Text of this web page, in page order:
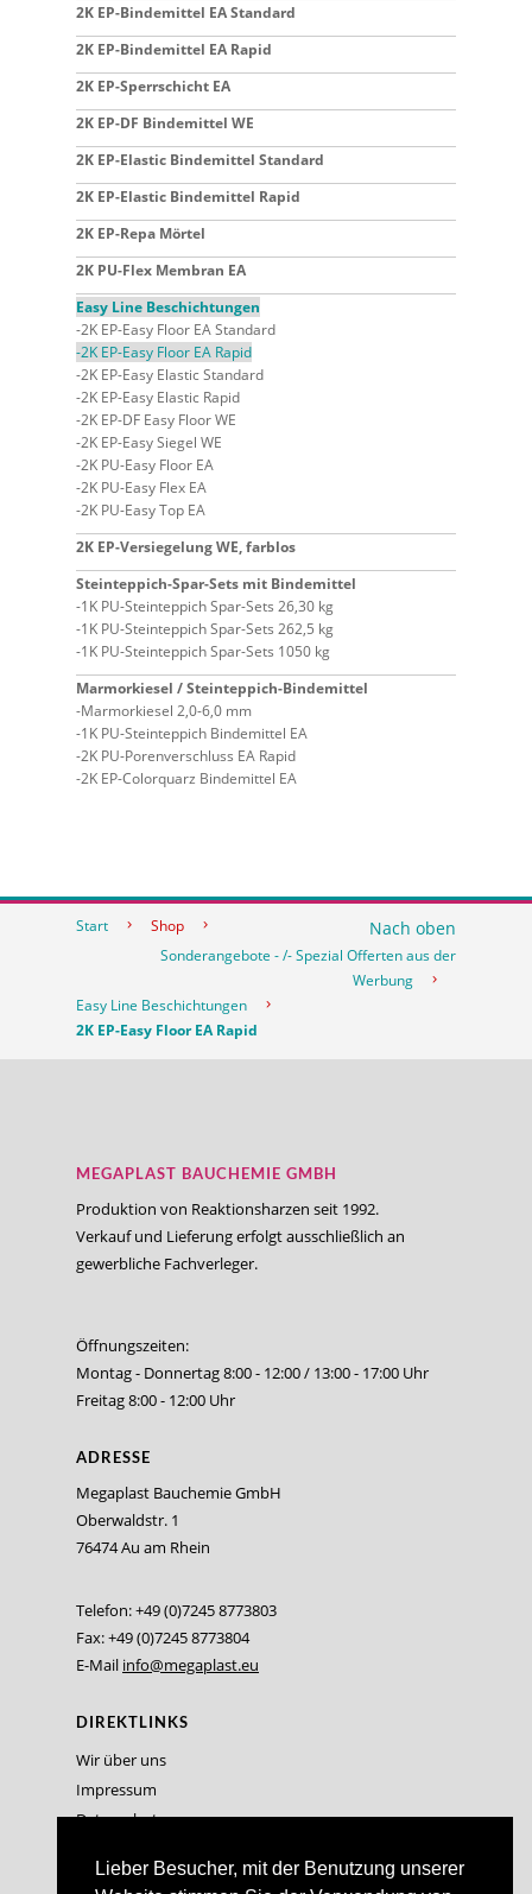
Lieber Besucher, mit der Benutzung unserer
2K EP-Bindemittel EA Standard
2K EP-Bindemittel EA Rapid
2K EP-Sperrschicht EA
2K EP-DF Bindemittel WE
2K EP-Elastic Bindemittel Standard
2K EP-Elastic Bindemittel Rapid
2K EP-Repa Mörtel
2K PU-Flex Membran EA
Easy Line Beschichtungen
2K EP-Easy Floor EA Standard
2K EP-Easy Floor EA Rapid
2K EP-Easy Elastic Standard
2K EP-Easy Elastic Rapid
2K EP-DF Easy Floor WE
2K EP-Easy Siegel WE
2K PU-Easy Floor EA
2K PU-Easy Flex EA
2K PU-Easy Top EA
2K EP-Versiegelung WE, farblos
Steinteppich-Spar-Sets mit Bindemittel
1K PU-Steinteppich Spar-Sets 26,30 kg
1K PU-Steinteppich Spar-Sets 262,5 kg
1K PU-Steinteppich Spar-Sets 1050 kg
Marmorkiesel / Steinteppich-Bindemittel
Marmorkiesel 2,0-6,0 mm
1K PU-Steinteppich Bindemittel EA
2K PU-Porenverschluss EA Rapid
2K EP-Colorquarz Bindemittel EA
Nach oben
Start
Shop
Sonderangebote - /- Spezial Offerten aus der
Werbung
Easy Line Beschichtungen
2K EP-Easy Floor EA Rapid
MEGAPLAST BAUCHEMIE GMBH
Produktion von Reaktionsharzen seit 1992.
Verkauf und Lieferung erfolgt ausschließlich an
gewerbliche Fachverleger.
Öffnungszeiten:
Montag - Donnertag 8:00 - 12:00 / 13:00 - 17:00 Uhr
Freitag 8:00 - 12:00 Uhr
ADRESSE
Megaplast Bauchemie GmbH
Oberwaldstr. 1
76474 Au am Rhein
Telefon: +49 (0)7245 8773803
Fax: +49 (0)7245 8773804
E-Mail info@megaplast.eu
DIREKTLINKS
Wir über uns
Impressum
Datenschutz